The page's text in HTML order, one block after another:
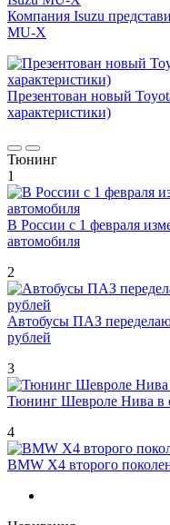
Компания Isuzu
MU-X
Презентован новый
характеристики)
Тюнинг
1
В России с 1 февраля
автомобиля
2
Автобусы ПАЗ
рублей
3
Тюнинг Шевроле Нива в
4
BMW X4 второго